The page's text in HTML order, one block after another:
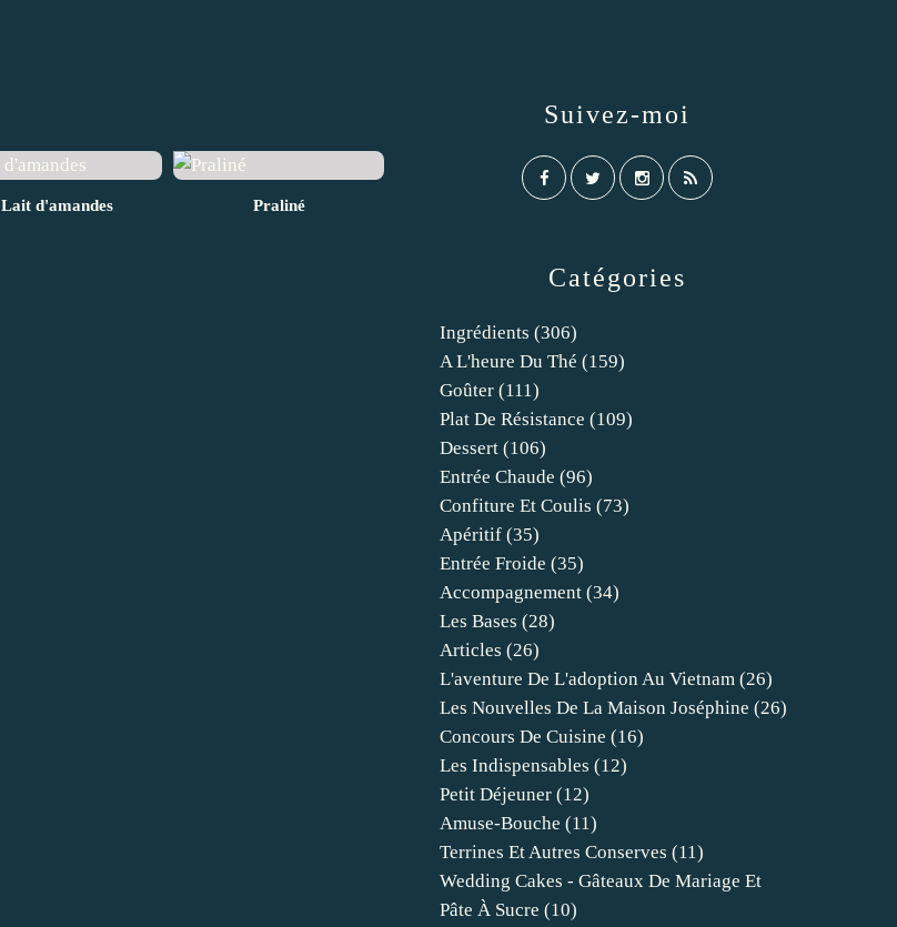
Lait d'amandes Praliné
Catégories
Ingrédients (306)
A L'heure Du Thé (159)
Goûter (111)
Plat De Résistance (109)
Dessert (106)
Entrée Chaude (96)
Confiture Et Coulis (73)
Apéritif (35)
Entrée Froide (35)
Accompagnement (34)
Les Bases (28)
Articles (26)
L'aventure De L'adoption Au Vietnam (26)
Les Nouvelles De La Maison Joséphine (26)
Concours De Cuisine (16)
Les Indispensables (12)
Petit Déjeuner (12)
Amuse-Bouche (11)
Terrines Et Autres Conserves (11)
Wedding Cakes - Gâteaux De Mariage Et
Pâte À Sucre (10)
Suivez-moi